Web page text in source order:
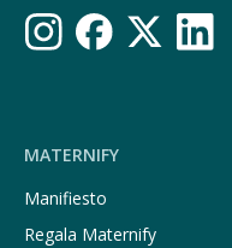
MATERNIFY
Manifiesto
Regala Maternify